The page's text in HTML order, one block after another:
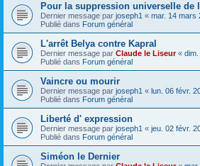
Pour la suppression universelle de
Dernier message par joseph1 « mar. 14 mars
Publié dans Forum général
L'arrêt Belya contre Kapral
Dernier message par Claude le Liseur«
Publié dans Forum général
Vaincre ou mourir
Dernier message par joseph1 « lun. 06 févr.
Publié dans Forum général
Liberté d' expression
Dernier message par joseph1 « jeu. 02 févr.
Publié dans Forum général
Siméon le Dernier